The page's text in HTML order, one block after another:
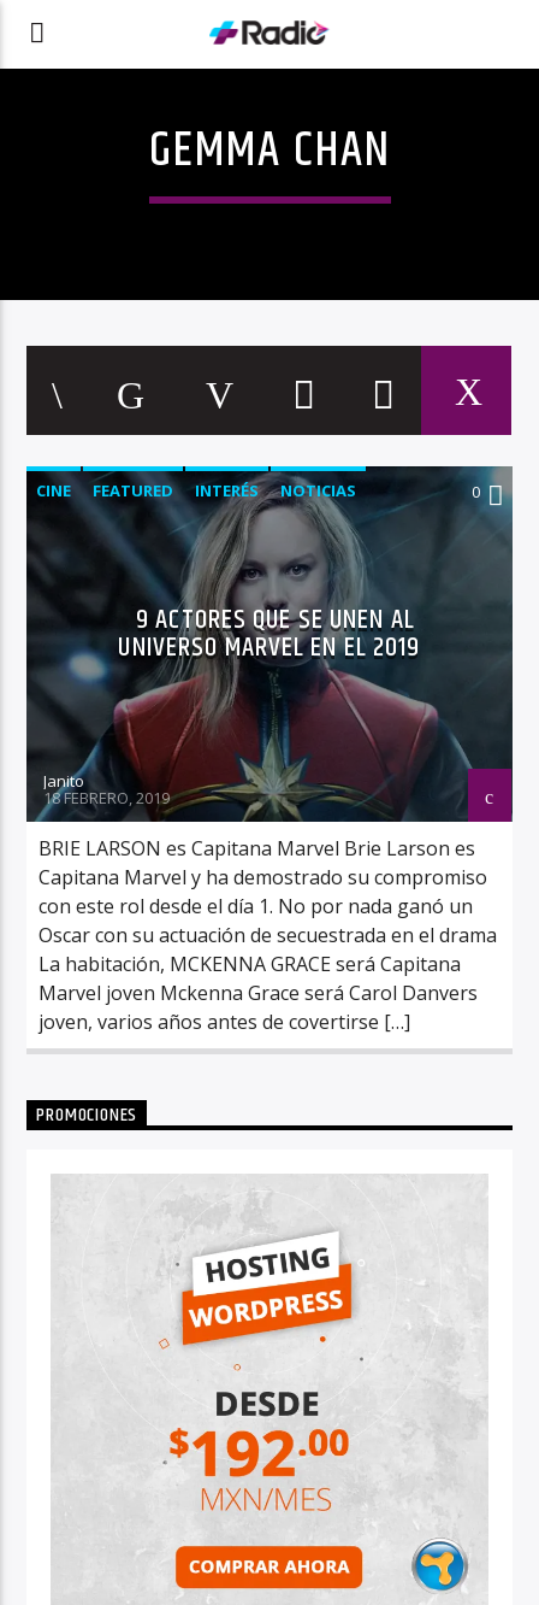
GEMMA CHAN
CINE FEATURED INTERÉS NOTICIAS 0
9 ACTORES QUE SE UNEN AL
UNIVERSO MARVEL EN EL 2019
Janito
18 FEBRERO, 2019
BRIE LARSON es Capitana Marvel Brie Larson es
Capitana Marvel y ha demostrado su compromiso
con este rol desde el día 1. No por nada ganó un
Oscar con su actuación de secuestrada en el drama
La habitación, MCKENNA GRACE será Capitana
Marvel joven Mckenna Grace será Carol Danvers
joven, varios años antes de covertirse […]
PROMOCIONES